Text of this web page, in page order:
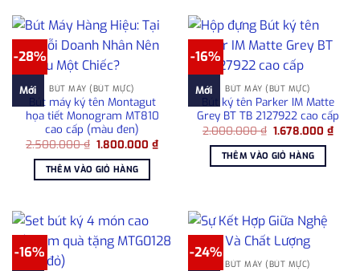
-28%
Mới BÚT MÁY (BÚT MỰC)
Bút máy ký tên Montagut
họa tiết Monogram MT810
cao cấp (màu đen)
2.500.000₫ Giá
là:
2.500.000 ₫.
1.800.000₫Giá
hiện
THÊM VÀO GIỎ HÀNG
-16%
Mới BÚT MÁY (BÚT MỰC)
Bút ký tên Parker IM Matte
Grey BT TB 2127922 cao cấp
2.000.000₫ Giá
là:
2.000.000 ₫.
1.678.000₫Giá
hiện
THÊM VÀO GIỎ HÀNG
-16% -24%
BÚT MÁY (BÚT MỰC)